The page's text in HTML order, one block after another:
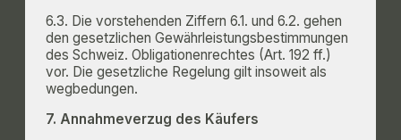
6.3. Die vorstehenden Ziffern 6.1. und 6.2. gehen
den gesetzlichen Gewährleistungsbestimmungen
des Schweiz. Obligationenrechtes (Art. 192 ff.)
vor. Die gesetzliche Regelung gilt insoweit als
wegbedungen.
7. Annahmeverzug des Käufers